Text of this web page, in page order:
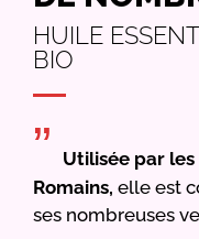
HUILE
BIO
”
Utilisée par les
Romains, elle est
ses nombreuses